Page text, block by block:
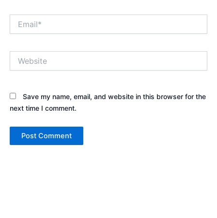
Save my name, email, and website in this browser for the
next time I comment.